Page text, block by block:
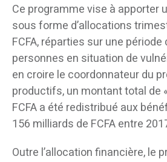
Ce programme vise à apporter
sous forme d’allocations
FCFA, réparties sur une
personnes en situation de
en croire le coordonnateur du
productifs, un montant total de
FCFA a été redistribué aux
156 milliards de FCFA entre
Outre l’allocation financière, le